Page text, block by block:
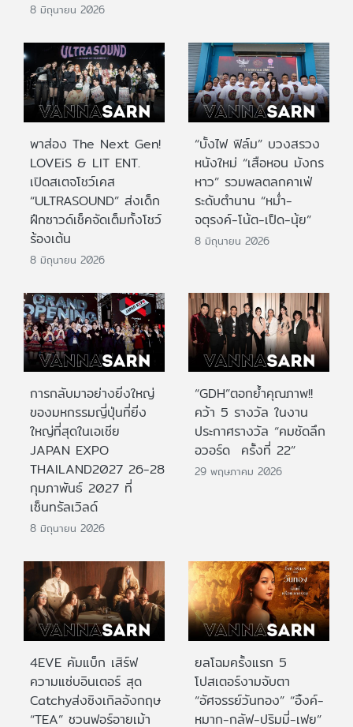
8 มิถุนายน 2026
พาส่อง The Next Gen!
LOVEiS & LIT ENT.
เปิดสเตจโชว์เคส
“ULTRASOUND” ส่งเด็ก
ฝึกซาวด์เช็คจัดเต็มทั้งโชว์
ร้องเต้น
8 มิถุนายน 2026
“บั้งไฟ ฟิล์ม” บวงสรวง
หนังใหม่ “เสือหอน มังกร
หาว” รวมพลตลกคาเฟ่
ระดับตำนาน “หม่ำ-
จตุรงค์-โน้ต-เป็ด-นุ้ย”
8 มิถุนายน 2026
การกลับมาอย่างยิ่งใหญ่
ของมหกรรมญี่ปุ่นที่ยิ่ง
ใหญ่ที่สุดในเอเชีย
JAPAN EXPO
THAILAND2027 26-28
กุมภาพันธ์ 2027 ที่
เซ็นทรัลเวิลด์
8 มิถุนายน 2026
“GDH”ตอกย้ำคุณภาพ!!
คว้า 5 รางวัล ในงาน
ประกาศรางวัล “คมชัดลึก
อวอร์ด ครั้งที่ 22”
29 พฤษภาคม 2026
4EVE คัมแบ็ก เสิร์ฟ
ความแซ่บอินเตอร์ สุด
Catchyส่งซิงเกิลอังกฤษ
“TEA” ชวนฟอร์อายเม้า
ยลโฉมครั้งแรก 5
โปสเตอร์งามจับตา
“อัศจรรย์วันทอง” “อิ้งค์-
หมาก-กลัฟ-ปริมมี่-เฟย”